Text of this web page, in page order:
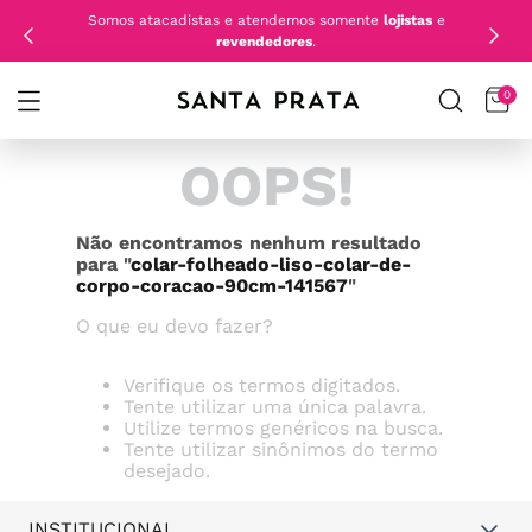
Somos atacadistas e atendemos somente lojistase
revendedores.
0
OOPS!
Não encontramos nenhum resultado
para "colar-folheado-liso-colar-de-
corpo-coracao-90cm-141567"
O que eu devo fazer?
Verifique os termos digitados.
Tente utilizar uma única palavra.
Utilize termos genéricos na busca.
Tente utilizar sinônimos do termo
desejado.